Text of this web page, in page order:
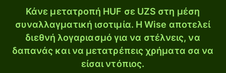
Κάνε μετατροπή HUF σε UZS στη μέση
συναλλαγματική ισοτιμία. Η Wise αποτελεί
διεθνή λογαριασμό για να στέλνεις, να
δαπανάς και να μετατρέπεις χρήματα σα να
είσαι ντόπιος.